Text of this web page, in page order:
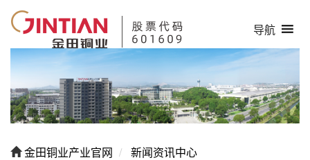
导航
金田铜业产业官网
新闻资讯中心